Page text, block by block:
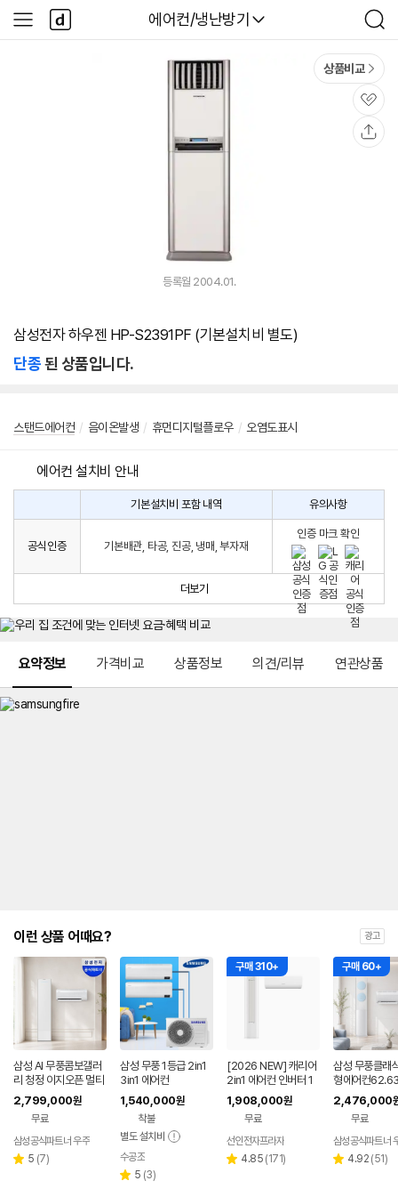
다나와
에어컨/냉난방기
검
색
사
이
다
나
와
상품비교
관
심
등록월 2004.01.
삼성전자 하우젠 HP-S2391PF (기본설치비 별도)
단종된 상품입니다.
스탠드에어컨 / 음이온발생 / 휴먼디지털플로우 / 오염도표시
에어컨 설치비 안내
구
시
생
는
치
비
컨
설
기본설치비 포함 내역 유의사항
공식인증 기본배관, 타공, 진공, 냉매, 부자재
인증 마크 확인
더보기
요약정보 가격비교 상품정보 의견/리뷰 연관상품
이런 상품 어때요? 광고
삼성 AI 무풍콤보갤러
리 청정 이지오픈 멀티
형 에어컨 AF80F17D
22WRS 기본설치포
2,799,000원
무료
삼성공식파트너 우주
별 5 리
(7)
삼성 무풍 1등급 2in1
3in1 에어컨
1,540,000원
착불
별도 설치비
페이
수공조
별 5 리
(3)
구매 310+
[2026 NEW] 캐리어
2in1 에어컨 인버터 1
등급 멀티형 wifi 17평
+6평 투인원 전국 설
치비포함
1,908,000원
무료
선인전자프라자
별 4.85 리
(171)
구매 60+
삼성 무풍클래
형에어컨
리미엄블루 기
비포함
2,476,000
무료
삼성공식파트너
별 4.92 리
(51)